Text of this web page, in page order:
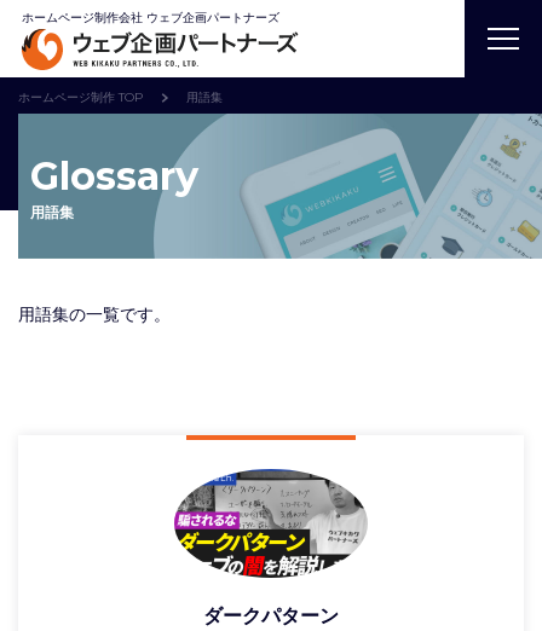
ホームページ制作会社 ウェブ企画パートナーズ
ホームページ制作 TOP 用語集
Glossary
用語集
用語集の一覧です。
ダークパターン